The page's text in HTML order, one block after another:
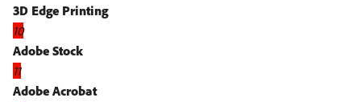
3D Edge Printing
10
Adobe Stock
11
Adobe Acrobat